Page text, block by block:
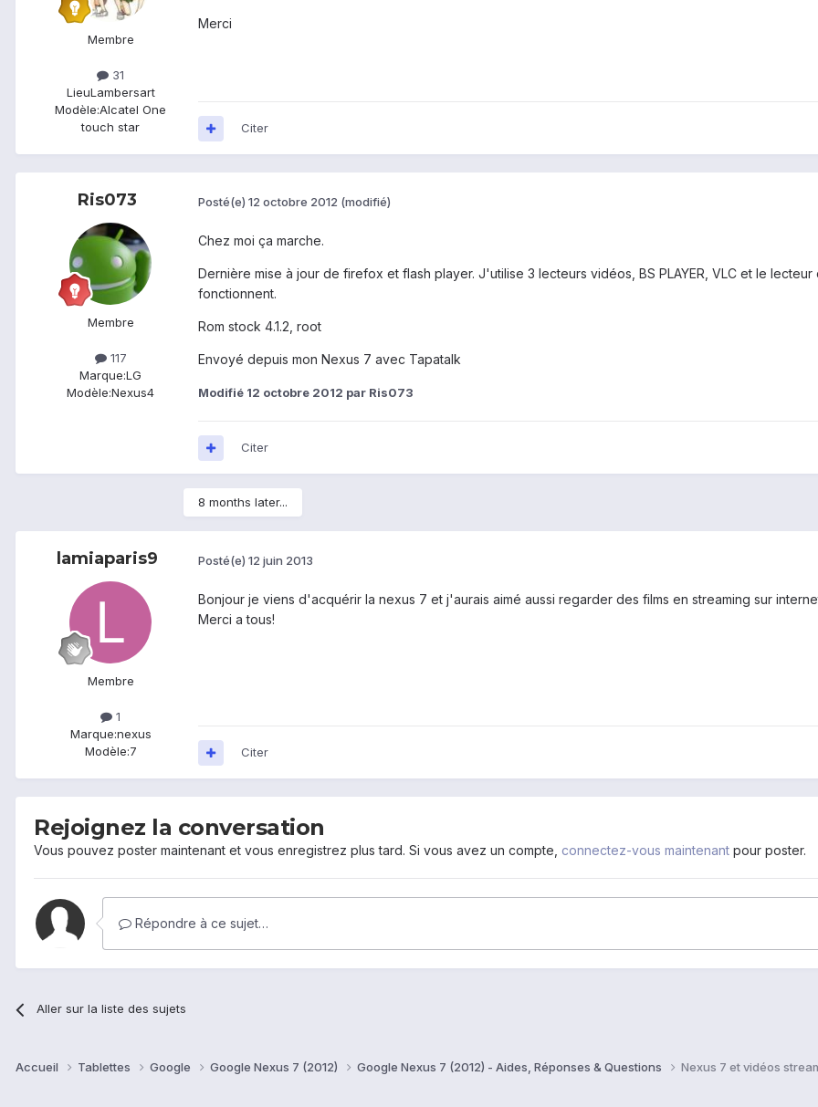
Membre
31
LieuLambersart
Modèle:Alcatel One
touch star
Merci
Citer
Ris073
Membre
117
Marque:LG
Modèle:Nexus4
Posté(e) 12 octobre 2012 (modifié)
Chez moi ça marche.
Dernière mise à jour de firefox et flash player. J'utilise 3 lecteurs vidéos, BS PLAYER, VLC et le
fonctionnent.
Rom stock 4.1.2, root
Envoyé depuis mon Nexus 7 avec Tapatalk
Modifié 12 octobre 2012 par Ris073
Citer
8 months later...
lamiaparis9
Membre
1
Marque:nexus
Modèle:7
Posté(e) 12 juin 2013
Bonjour je viens d'acquérir la nexus 7 et j'aurais aimé aussi regarder des films en streaming sur
Merci a tous!
Citer
Rejoignez la conversation
Vous pouvez poster maintenant et vous enregistrez plus tard. Si vous avez un compte, connectez-vous maintenant pour poster.
Répondre à ce sujet…
Aller sur la liste des sujets
Accueil Tablettes Google Google Nexus 7 (2012) Google Nexus 7 (2012) - Aides, Réponses & Questions Nexus 7 et vidéos